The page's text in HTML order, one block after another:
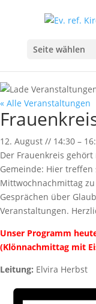
Seite wählen
« Alle Veranstaltungen
12. August // 14:30 –
Der Frauenkreis
Gemeinde: Hier
Mittwochnachmittag
Gesprächen über
Veranstaltungen.
Unser Programm
(Klönnachmittag mit
Leitung: Elvira Herbst